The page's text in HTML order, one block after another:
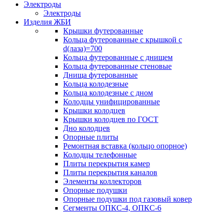
Электроды
Электроды
Изделия ЖБИ
Крышки футерованные
Кольца футерованные с крышкой с
d(лаза)=700
Кольца футерованные с днищем
Кольца футерованные стеновые
Днища футерованные
Кольца колодезные
Кольца колодезные с дном
Колодцы унифицированные
Крышки колодцев
Крышки колодцев по ГОСТ
Дно колодцев
Опорные плиты
Ремонтная вставка (кольцо опорное)
Колодцы телефонные
Плиты перекрытия камер
Плиты перекрытия каналов
Элементы коллекторов
Опорные подушки
Опорные подушки под газовый ковер
Сегменты ОПКС-4, ОПКС-6